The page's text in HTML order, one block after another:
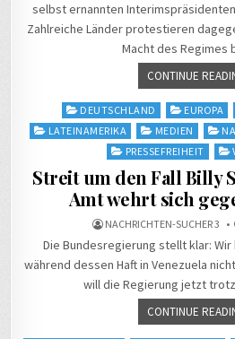
selbst ernannten
Zahlreiche Länder protestieren
Macht des Regimes
CONTINUE
Posted
in
DEUTSCHLAND EUROPA
LATEINAMERIKA
MEDIEN
PRESSEFREIHEIT
Streit um den Fall Billy
Amt wehrt sich
NACHRICHTEN-SUCHER 3
Die Bundesregierung stellt klar:
während dessen Haft in Venezuela
will die Regierung jetzt
CONTINUE